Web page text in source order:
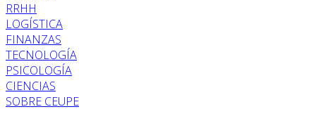
RRHH
LOGÍSTICA
FINANZAS
TECNOLOGÍA
PSICOLOGÍA
CIENCIAS
SOBRE CEUPE